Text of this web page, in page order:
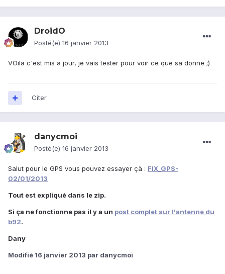
DroidO
Posté(e) 16 janvier 2013
VOila c'est mis a jour, je vais tester pour voir ce que sa donne ;)
Citer
danycmoi
Posté(e) 16 janvier 2013
Salut pour le GPS vous pouvez essayer çà : FIX_GPS-
02/01/2013
Tout est expliqué dans le zip.
Si ça ne fonctionne pas il y a un post complet sur l'antenne du
b92.
Dany
Modifié 16 janvier 2013 par danycmoi